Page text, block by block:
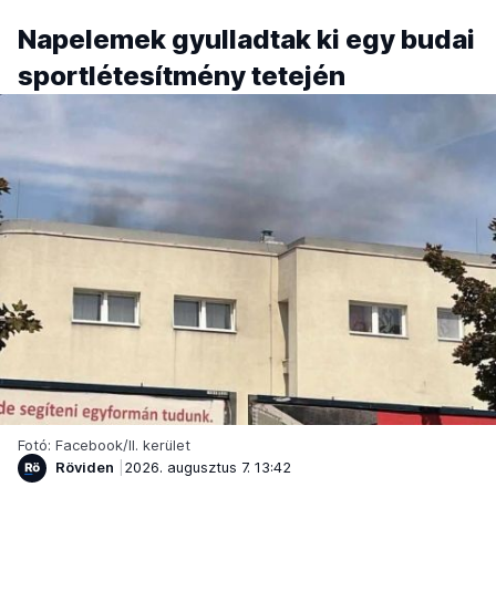
Napelemek gyulladtak ki egy budai
sportlétesítmény tetején
Fotó: Facebook/II. kerület
Röviden
2026. augusztus 7. 13:42